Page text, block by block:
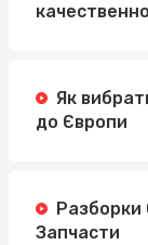
Як
до Європи
Разборки
Запчасти